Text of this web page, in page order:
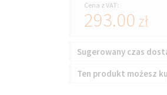
Cena z VAT:
293.00 zł
Sugerowany czas
Ten produkt możesz